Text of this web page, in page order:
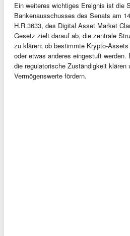
Ein weiteres wichtiges Ereignis ist die
Bankenausschusses des Senats am
H.R.3633, des Digital Asset Market
Gesetz zielt darauf ab, die zentrale
zu klären: ob bestimmte Krypto-
oder etwas anderes eingestuft
die regulatorische Zuständigkeit
Vermögenswerte fördern.